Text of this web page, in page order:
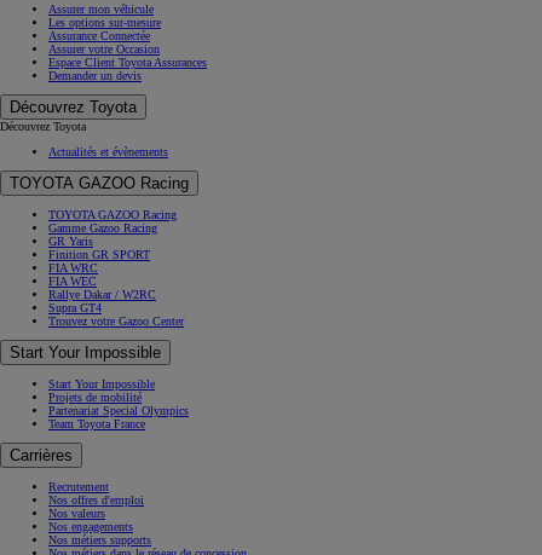
Assurer mon véhicule
Les options sur-mesure
Assurance Connectée
Assurer votre Occasion
Espace Client Toyota Assurances
Demander un devis
Découvrez Toyota
Découvrez Toyota
Actualités et évènements
TOYOTA GAZOO Racing
TOYOTA GAZOO Racing
Gamme Gazoo Racing
GR Yaris
Finition GR SPORT
FIA WRC
FIA WEC
Rallye Dakar / W2RC
Supra GT4
Trouvez votre Gazoo Center
Start Your Impossible
Start Your Impossible
Projets de mobilité
Partenariat Special Olympics
Team Toyota France
Carrières
Recrutement
Nos offres d'emploi
Nos valeurs
Nos engagements
Nos métiers supports